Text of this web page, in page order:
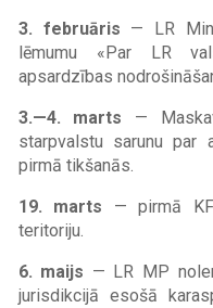
3. februāris — LR
lēmumu «Par LR
apsardzības
3.—4. marts —
starpvalstu sarunu par
pirmā tikšanās.
19. marts — pirmā KF
teritoriju.
6. maijs — LR MP
jurisdikcijā esošā